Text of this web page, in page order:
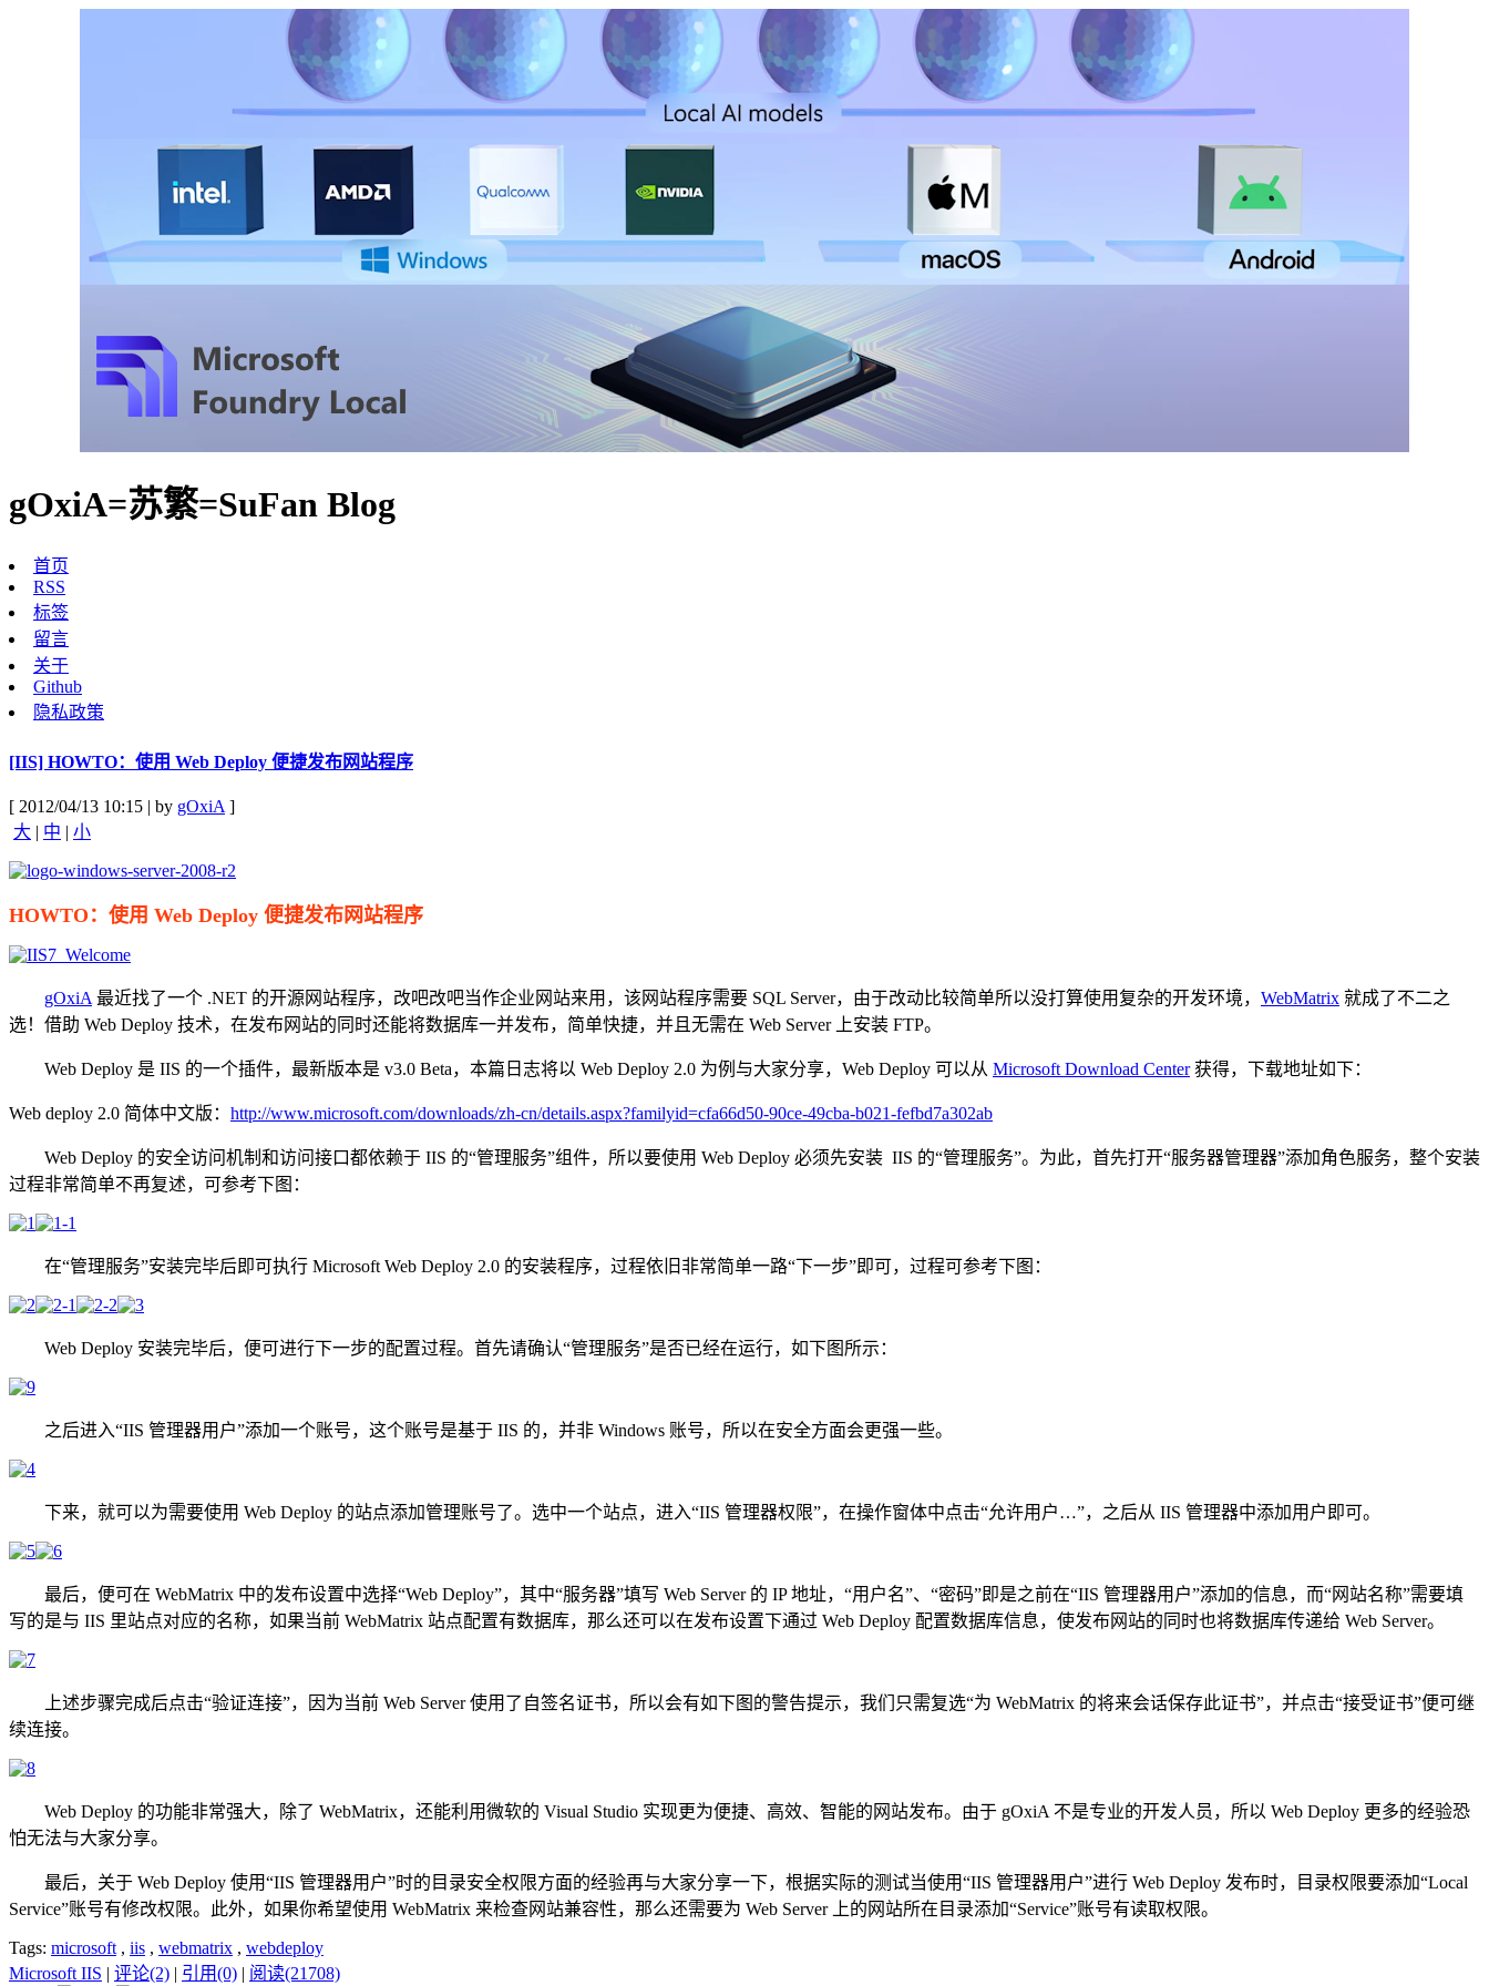
gOxiA=苏繁=SuFan Blog
首页
RSS
标签
留言
关于
Github
隐私政策
[IIS] HOWTO：使用 Web Deploy 便捷发布网站程序
[ 2012/04/13 10:15 | by gOxiA]
大 | 中 | 小
HOWTO：使用 Web Deploy 便捷发布网站程序
gOxiA最近找了一个 .NET 的开源网站程序，改吧改吧当作企业网站来用，该网站程序需要 SQL Server，由于改动比较简单所以没打算使用复杂的开发环境， WebMatrix 就成了不二之
选！借助 Web Deploy 技术，在发布网站的同时还能将数据库一并发布，简单快捷，并且无需在 Web Server 上安装 FTP。
Web Deploy 是 IIS 的一个插件，最新版本是 v3.0 Beta，本篇日志将以 Web Deploy 2.0 为例与大家分享，Web Deploy 可以从 Microsoft Download Center获得，下载地址如下：
Web deploy 2.0 简体中文版： http://www.microsoft.com/downloads/zh-cn/details.aspx?familyid=cfa66d50-90ce-49cba-b021-fefbd7a302ab
Web Deploy 的安全访问机制和访问接口都依赖于 IIS 的“管理服务”组件，所以要使用 Web Deploy 必须先安装 IIS 的“管理服务”。为此，首先打开“服务器管理器”添加角色服务，整个安装
过程非常简单不再复述，可参考下图：
在“管理服务”安装完毕后即可执行 Microsoft Web Deploy 2.0 的安装程序，过程依旧非常简单一路“下一步”即可，过程可参考下图：
Web Deploy 安装完毕后，便可进行下一步的配置过程。首先请确认“管理服务”是否已经在运行，如下图所示：
之后进入“IIS 管理器用户”添加一个账号，这个账号是基于 IIS 的，并非 Windows 账号，所以在安全方面会更强一些。
下来，就可以为需要使用 Web Deploy 的站点添加管理账号了。选中一个站点，进入“IIS 管理器权限”，在操作窗体中点击“允许用户…”，之后从 IIS 管理器中添加用户即可。
最后，便可在 WebMatrix 中的发布设置中选择“Web Deploy”，其中“服务器”填写 Web Server 的 IP 地址，“用户名”、“密码”即是之前在“IIS 管理器用户”添加的信息，而“网站名称”需要填
写的是与 IIS 里站点对应的名称，如果当前 WebMatrix 站点配置有数据库，那么还可以在发布设置下通过 Web Deploy 配置数据库信息，使发布网站的同时也将数据库传递给 Web Server。
上述步骤完成后点击“验证连接”，因为当前 Web Server 使用了自签名证书，所以会有如下图的警告提示，我们只需复选“为 WebMatrix 的将来会话保存此证书”，并点击“接受证书”便可继
续连接。
Web Deploy 的功能非常强大，除了 WebMatrix，还能利用微软的 Visual Studio 实现更为便捷、高效、智能的网站发布。由于 gOxiA 不是专业的开发人员，所以 Web Deploy 更多的经验恐
怕无法与大家分享。
最后，关于 Web Deploy 使用“IIS 管理器用户”时的目录安全权限方面的经验再与大家分享一下，根据实际的测试当使用“IIS 管理器用户”进行 Web Deploy 发布时，目录权限要添加“Local
Service”账号有修改权限。此外，如果你希望使用 WebMatrix 来检查网站兼容性，那么还需要为 Web Server 上的网站所在目录添加“Service”账号有读取权限。
Tags: microsoft, iis , webmatrix , webdeploy
Microsoft IIS | 评论(2) | 引用(0) | 阅读(21708)